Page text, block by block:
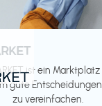
ist ein Marktplatz
gute Entscheidungen
zu vereinfachen.